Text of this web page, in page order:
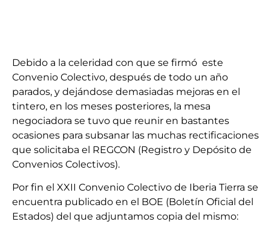
Debido a la celeridad con que se firmó este
Convenio Colectivo, después de todo un año
parados, y dejándose demasiadas mejoras en el
tintero, en los meses posteriores, la mesa
negociadora se tuvo que reunir en bastantes
ocasiones para subsanar las muchas rectificaciones
que solicitaba el REGCON (Registro y Depósito de
Convenios Colectivos).
Por fin el XXII Convenio Colectivo de Iberia Tierra se
encuentra publicado en el BOE (Boletín Oficial del
Estados) del que adjuntamos copia del mismo: